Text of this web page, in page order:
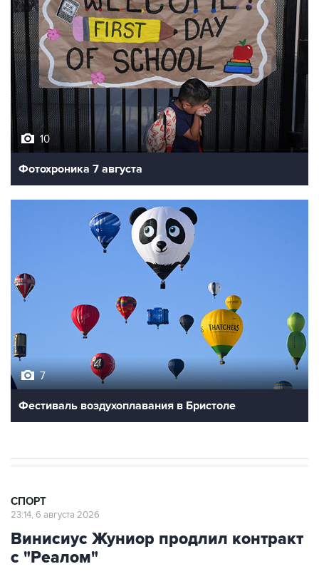
10
Фотохроника 7 августа
7
Фестиваль воздухоплавания в Бристоле
СПОРТ
23:14, 6 августа 2026
Винисиус Жуниор продлил контракт
с "Реалом"